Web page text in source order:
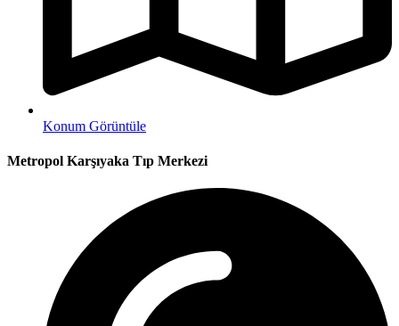
Konum Görüntüle
Metropol Karşıyaka Tıp Merkezi